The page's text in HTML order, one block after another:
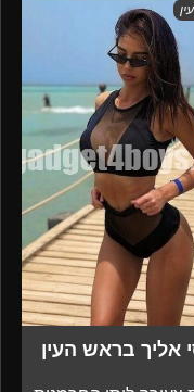
אליך בראש העין